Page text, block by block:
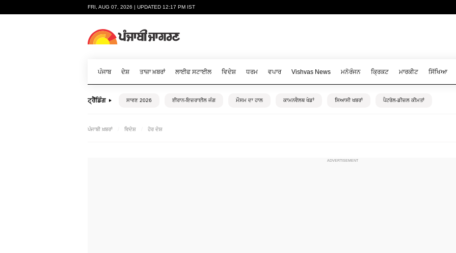
FRI, AUG 07, 2026 | UPDATED 12:17 PM IST
ਪੰਜਾਬ ਦੇਸ਼ ਤਾਜ਼ਾ ਖ਼ਬਰਾਂ ਲਾਈਫ ਸਟਾਈਲ ਵਿਦੇਸ਼ ਧਰਮ ਵਪਾਰ Vishvas News ਮਨੋਰੰਜਨ ਕ੍ਰਿਕਟ ਮਾਰਕੀਟ ਸਿੱਖਿਆ
ਟ੍ਰੈਂਡਿੰਗ ਸਾਵਣ 2026 ਈਰਾਨ-ਇਜ਼ਰਾਈਲ ਜੰਗ ਮੌਸਮ ਦਾ ਹਾਲ ਕਾਮਨਵੈਲਥ ਖੇਡਾਂ ਸਿਆਸੀ ਖਬਰਾਂ ਪੈਟਰੋਲ-ਡੀਜ਼ਲ ਕੀਮਤਾਂ
ਪੰਜਾਬੀ ਖ਼ਬਰਾਂ ਵਿਦੇਸ਼ ਹੋਰ ਦੇਸ਼